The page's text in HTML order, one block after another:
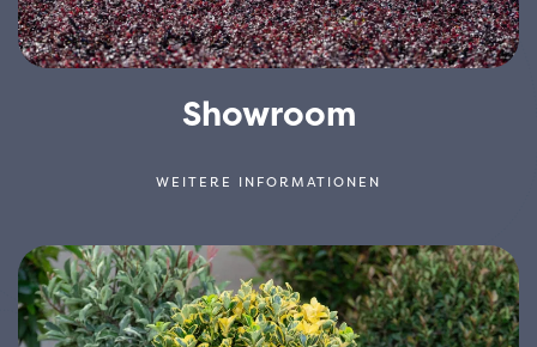
Showroom
WEITERE INFORMATIONEN